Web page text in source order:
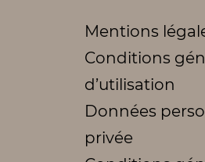
Mentions
Conditions
d’utilisation
Données
privée